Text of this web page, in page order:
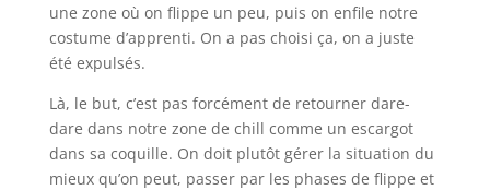
une zone où on flippe un peu, puis on enfile notre
costume d’apprenti. On a pas choisi ça, on a juste
été expulsés.
Là, le but, c’est pas forcément de retourner dare-
dare dans notre zone de chill comme un escargot
dans sa coquille. On doit plutôt gérer la situation du
mieux qu’on peut, passer par les phases de flippe et